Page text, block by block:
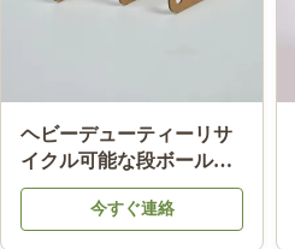
生分解性段ボール製ハン
ガー エコフレンドリー 段
ボールハンガー 大人用
今すぐ連絡